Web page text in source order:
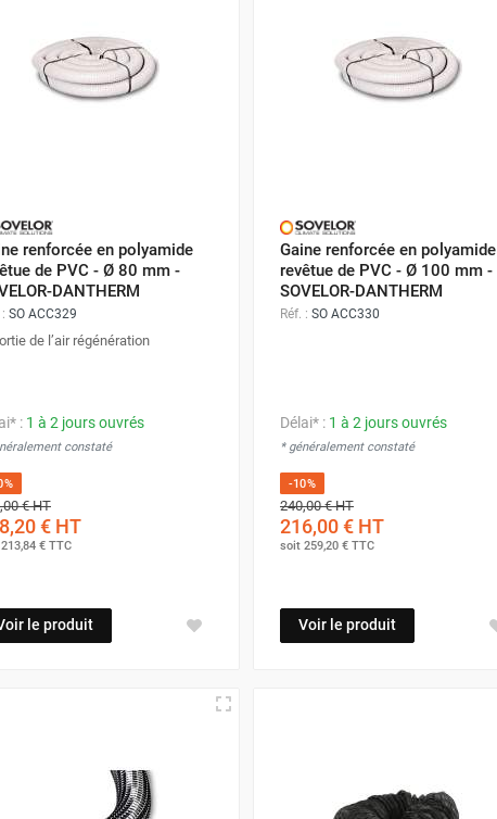
renforcée en polyamide
de PVC - Ø 80 mm -
DANTHERM
SO ACC329
de l’air régénération
: 1 à 2 jours ouvrés
constaté
€HT
€ HT
213,84 € TTC
le produit
Gaine renforcée en polyamide
revêtue de PVC - Ø 100 mm -
SOVELOR-DANTHERM
Réf. : SO ACC330
Délai* : 1 à 2 jours ouvrés
* généralement constaté
-10%
240,00 €HT
216,00 €HT
soit 259,20 €TTC
Voir le produit